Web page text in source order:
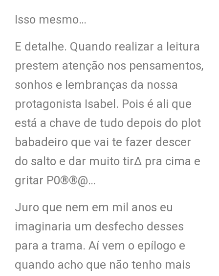
Isso mesmo…
E detalhe. Quando realizar a leitura
prestem atenção nos pensamentos,
sonhos e lembranças da nossa
protagonista Isabel. Pois é ali que
está a chave de tudo depois do plot
babadeiro que vai te fazer descer
do salto e dar muito tir∆ pra cima e
gritar P0®®@…
Juro que nem em mil anos eu
imaginaria um desfecho desses
para a trama. Aí vem o epílogo e
quando acho que não tenho mais